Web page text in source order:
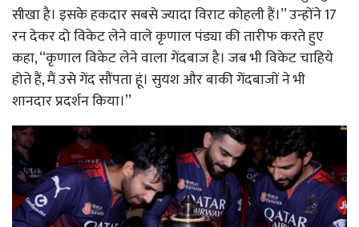
सीखा है। इसके हकदार सबसे ज्यादा विराट कोहली हैं।’’ उन्होंने 17
रन देकर दो विकेट लेने वाले कृणाल पंड्या की तारीफ करते हुए
कहा, ‘‘कृणाल विकेट लेने वाला गेंदबाज है। जब भी विकेट चाहिये
होते हैं, मैं उसे गेंद सौंपता हूं। सुयश और बाकी गेंदबाजों ने भी
शानदार प्रदर्शन किया।’’